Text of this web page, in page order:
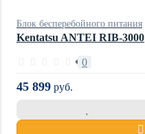
Блок бесперебойного питания
Kentatsu ANTEI RIB-3000
0
45 899 руб.